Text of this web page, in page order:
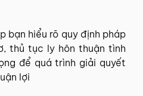
bạn hiểu rõ quy định pháp
thủ tục ly hôn thuận tình
để quá trình giải quyết
lợi